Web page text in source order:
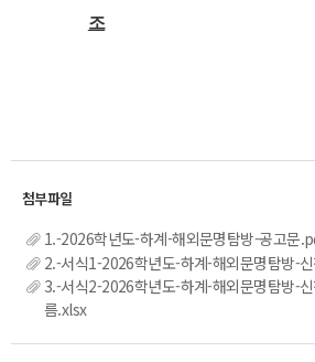
조
1.-2026학년도-하계-해외문명탐방-공고문
2.-서식1-2026학년도-하계-해외문명탐방-
3.-서식2-2026학년도-하계-해외문명탐방-
름.xlsx